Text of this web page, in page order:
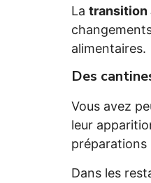
La transition
alimentaires.
Des
Vous avez
leur
préparations
Dans les